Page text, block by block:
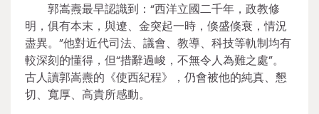
郭嵩燾最早認識到：“西洋立國二千年，政教修
明，俱有本末，與遼、金突起一時，倏盛倏衰，情況
盡異。”他對近代司法、議會、教導、科技等軌制均有
較深刻的懂得，但“措辭過峻，不無令人為難之處”。
古人讀郭嵩燾的《使西紀程》，仍會被他的純真、懇
切、寬厚、高貴所感動。